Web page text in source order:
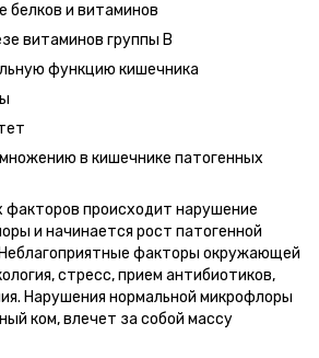
белков и витаминов
витаминов группы В
функцию кишечника
в кишечнике патогенных
факторов происходит нарушение
и начинается рост патогенной
факторы окружающей
стресс, прием антибиотиков,
Нарушения нормальной микрофлоры
ком, влечет за собой массу